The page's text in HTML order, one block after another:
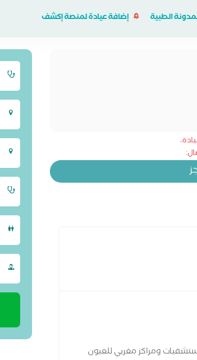
الطبية إضافة عيادة لمنصة إكشف
ومراكز مغربي للعيون